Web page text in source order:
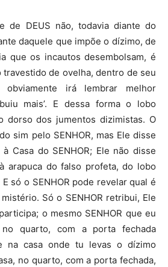
de DEUS não, todavia diante do
daquele que impõe o dízimo, de
que os incautos desembolsam, é
travestido de ovelha, dentro de seu
obviamente irá lembrar melhor
mais’. E dessa forma o lobo
dorso dos jumentos dizimistas. O
sim pelo SENHOR, mas Ele disse
Casa do SENHOR; Ele não disse
arapuca do falso profeta, do lobo
só o SENHOR pode revelar qual é
Só o SENHOR retribui, Ele
o mesmo SENHOR que eu
quarto, com a porta fechada
na casa onde tu levas o dízimo
no quarto, com a porta fechada,